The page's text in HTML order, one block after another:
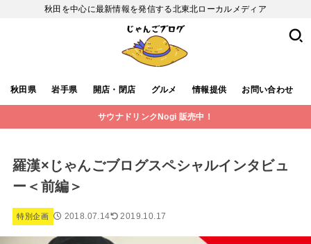
秋田を中心に最新情報を発信する北東北ローカルメディア
秋田県 岩手県 開店・閉店 グルメ 情報提供 お問い合わせ
サウナドリンクNogi 販売中！
羅漢×じゃんごブログスペシャルインタビュ
ー＜前編＞
特別企画 2018.07.14 2019.10.17